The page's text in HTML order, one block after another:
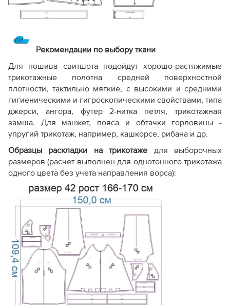
Рекомендации по выбору ткани
Для пошива свитшота подойдут хорошо-растяжимые
трикотажные полотна средней поверхностной
плотности, тактильно мягкие, с высокими и средними
гигиеническими и гигроскопическими свойствами, типа
джерси, ангора, футер 2-нитка петля, трикотажная
замша. Для манжет, пояса и обтачки горловины -
упругий трикотаж, например, кашкорсе, рибана и др.
Образцы раскладки на трикотаже для выборочных
размеров (расчет выполнен для однотонного трикотажа
одного цвета без учета направления ворса):